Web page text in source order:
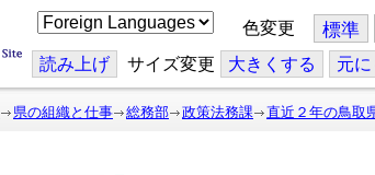
こ
の
ジ
を
翻
色変更 標準
読み上げ サイズ変更 大きくする 元
県の組織と仕事 総務部 政策法務課 直近２年の鳥取